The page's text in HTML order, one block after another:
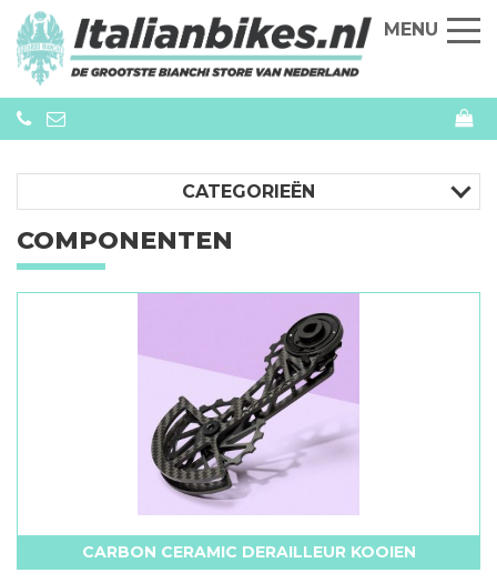
MENU
CATEGORIEËN
COMPONENTEN
CARBON CERAMIC DERAILLEUR KOOIEN